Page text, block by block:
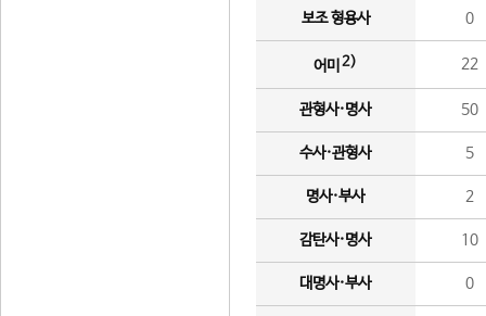
보조 형용사 0
어미 2) 22
관형사·명사 50
수사·관형사 5
명사·부사 2
감탄사·명사 10
대명사·부사 0